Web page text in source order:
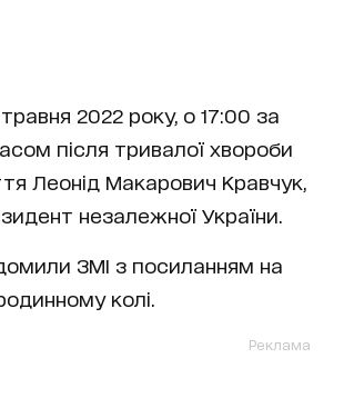
травня 2022 року, о 17:00 за
після тривалої хвороби
Леонід Макарович Кравчук,
незалежної України.
ЗМІ з посиланням на
колі.
Реклама